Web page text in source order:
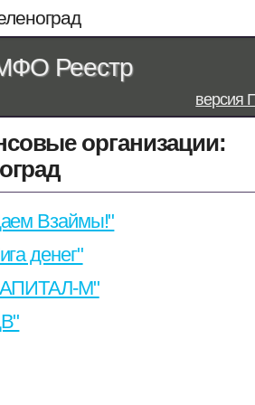
Реестр
версия
организации:
Взаймы!"
денег"
М"